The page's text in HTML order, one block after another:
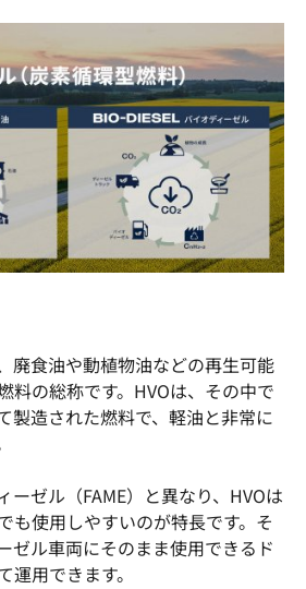
廃食油や動植物油などの再生可能
料の総称です。HVOは、その中で
製造された燃料で、軽油と非常に
ーゼル（FAME）と異なり、HVOは
も使用しやすいのが特長です。そ
ゼル車両にそのまま使用できるド
運用できます。